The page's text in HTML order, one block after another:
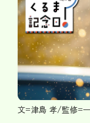
文=津島 孝/監修=一